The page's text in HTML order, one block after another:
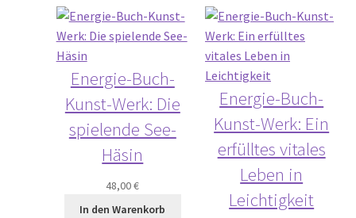
Energie-Buch-
Kunst-Werk: Die
spielende See-
Häsin
48,00€
In den Warenkorb
Energie-Buch-
Kunst-Werk: Ein
erfülltes vitales
Leben in
Leichtigkeit